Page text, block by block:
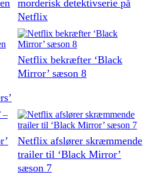
morderisk detektivserie på
Netflix
Netflix bekræfter ‘Black
Mirror’ sæson 8
Netflix afslører skræmmende
trailer til ‘Black Mirror’
sæson 7